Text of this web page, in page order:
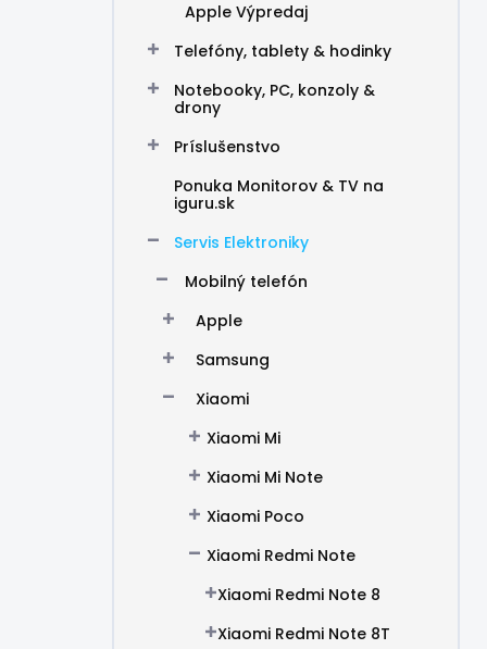
Apple Výpredaj
Telefóny, tablety & hodinky
Notebooky, PC, konzoly &
drony
Príslušenstvo
Ponuka Monitorov & TV na
iguru.sk
Servis Elektroniky
Mobilný telefón
Apple
Samsung
Xiaomi
Xiaomi Mi
Xiaomi Mi Note
Xiaomi Poco
Xiaomi Redmi Note
Xiaomi Redmi Note 8
Xiaomi Redmi Note 8T